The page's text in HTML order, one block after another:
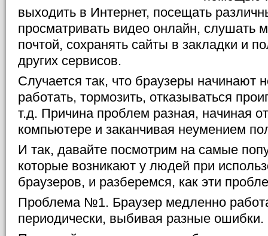
выходить в Интернет, посещать
просматривать видео онлайн, слушать
почтой, сохранять сайты в закладки и
других сервисов.
Случается так, что браузеры начинают
работать, тормозить, отказываться
т.д. Причина проблем разная, начиная
компьютере и заканчивая неумением
И так, давайте посмотрим на самые
которые возникают у людей при
браузеров, и разберемся, как эти
Проблема №1. Браузер медленно
периодически, выбивая разные ошибки.